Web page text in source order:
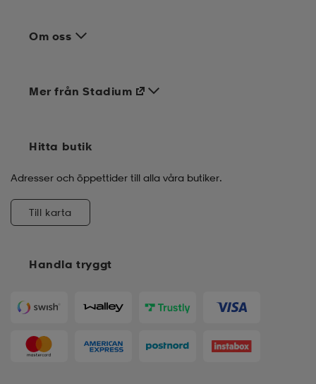
Om oss
Handla tryggt
Mer från Stadium
Hitta butik
Adresser och öppettider till alla våra butiker.
Till karta